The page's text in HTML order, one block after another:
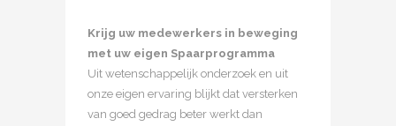
Krijg uw medewerkers in beweging
met uw eigen Spaarprogramma
Uit wetenschappelijk onderzoek en uit
onze eigen ervaring blijkt dat versterken
van goed gedrag beter werkt dan